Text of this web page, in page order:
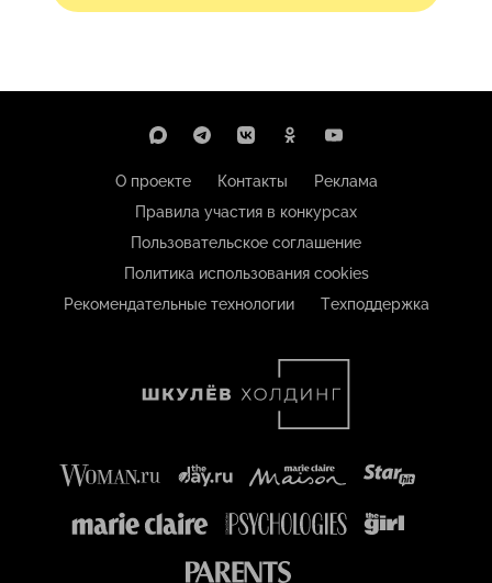
О проекте Контакты
Реклама
Правила участия в конкурсах
Пользовательское соглашение
Политика использования cookies
Рекомендательные технологии
Техподдержка